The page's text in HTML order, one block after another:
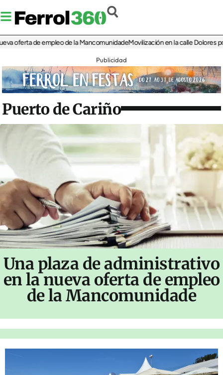
oferta de empleo de la MancomunidadeMovilización en la calle Dolores por
Publicidad
Puerto de Cariño
Una plaza de administrativo
en la nueva oferta de empleo
de la Mancomunidade